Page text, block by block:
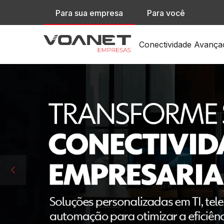
Para sua empresa Para você
Conectividade
Conexão Privada
L2L
Acesso a Pontos
Proteção contra